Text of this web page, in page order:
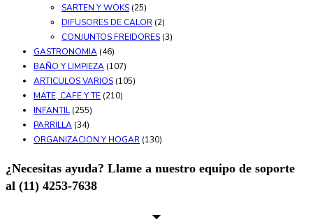
SARTEN Y WOKS (25)
DIFUSORES DE CALOR (2)
CONJUNTOS FREIDORES (3)
GASTRONOMIA (46)
BAÑO Y LIMPIEZA (107)
ARTICULOS VARIOS (105)
MATE, CAFE Y TE (210)
INFANTIL (255)
PARRILLA (34)
ORGANIZACION Y HOGAR (130)
¿Necesitas ayuda? Llame a nuestro equipo de soporte
al (11) 4253-7638